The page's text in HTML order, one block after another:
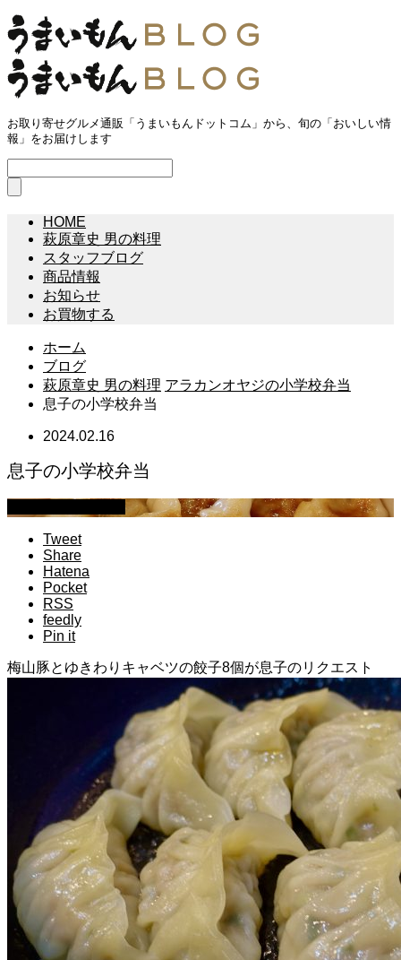
お取り寄せグルメ通販「うまいもんドットコム」から、旬の「おいしい情
報」をお届けします
HOME
萩原章史 男の料理
スタッフブログ
商品情報
お知らせ
お買物する
ホーム
ブログ
萩原章史 男の料理 アラカンオヤジの小学校弁当
息子の小学校弁当
2024.02.16
息子の小学校弁当
Tweet
Share
Hatena
Pocket
RSS
feedly
Pin it
梅山豚とゆきわりキャベツの餃子8個が息子のリクエスト